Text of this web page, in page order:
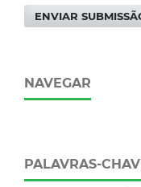
ENVIAR
NAVEGAR
PALAVRAS-